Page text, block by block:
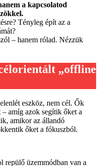
a kapcsolatod
Tényleg épít az a
– hanem rólad. Nézzük
„offline
eszköz, nem cél. Ők
amíg azok segítik őket a
amikor az állandó
őket a fókuszból.
repülő üzemmódban van a